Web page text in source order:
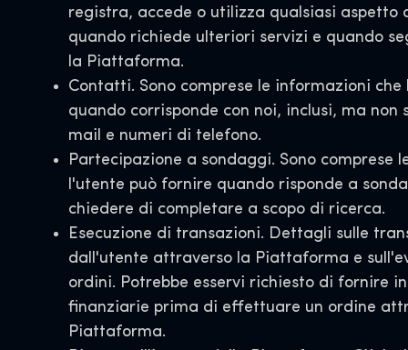
registra, accede o utilizza qualsiasi aspetto
quando richiede ulteriori servizi e quando
la Piattaforma.
Contatti. Sono comprese le informazioni
quando corrisponde con noi, inclusi, ma non
mail e numeri di telefono.
Partecipazione a sondaggi. Sono comprese
l'utente può fornire quando risponde a
chiedere di completare a scopo di ricerca.
Esecuzione di transazioni. Dettagli sulle
dall'utente attraverso la Piattaforma e
ordini. Potrebbe esservi richiesto di fornire
finanziarie prima di effettuare un ordine
Piattaforma.